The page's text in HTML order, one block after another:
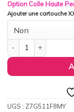
Option Colle Haute
Ajouter une cartouche
Non
quantité de
UGS : Z7G511F8MY